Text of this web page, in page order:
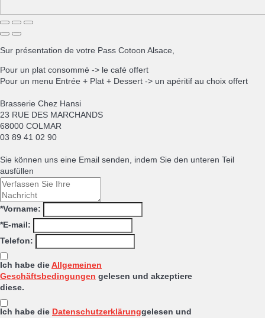
Sur présentation de votre Pass Cotoon Alsace,
Pour un plat consommé -> le café offert
Pour un menu Entrée + Plat + Dessert -> un apéritif au choix offert
Brasserie Chez Hansi
23 RUE DES MARCHANDS
68000 COLMAR
03 89 41 02 90
Sie können uns eine Email senden, indem Sie den unteren Teil
ausfüllen
*Vorname:
*E-mail:
Telefon:
Ich habe die Allgemeinen
Geschäftsbedingungen gelesen und akzeptiere
diese.
Ich habe die Datenschutzerklärunggelesen und